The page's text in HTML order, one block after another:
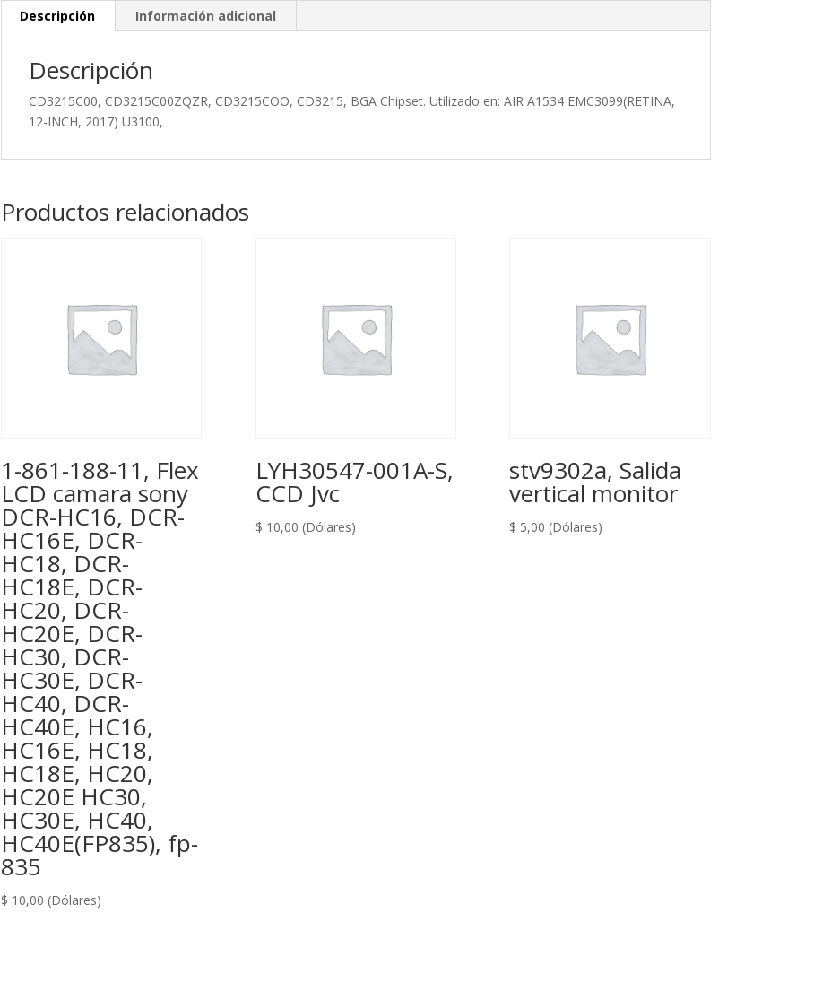
A1534
INCH,
cantidad
Descripción Información adicional
Descripción
CD3215C00, CD3215C00ZQZR, CD3215COO, CD3215, BGA Chipset. Utilizado en: AIR A1534 EMC3099(RETINA,
12-INCH, 2017) U3100,
Productos relacionados
1-861-188-11, Flex
LCD camara sony
DCR-HC16, DCR-
HC16E, DCR-
HC18, DCR-
HC18E, DCR-
HC20, DCR-
HC20E, DCR-
HC30, DCR-
HC30E, DCR-
HC40, DCR-
HC40E, HC16,
HC16E, HC18,
HC18E, HC20,
HC20E HC30,
HC30E, HC40,
HC40E(FP835), fp-
835
$ 10,00 (Dólares)
LYH30547-001A-S,
CCD Jvc
$ 10,00 (Dólares)
stv9302a, Salida
vertical monitor
$ 5,00 (Dólares)